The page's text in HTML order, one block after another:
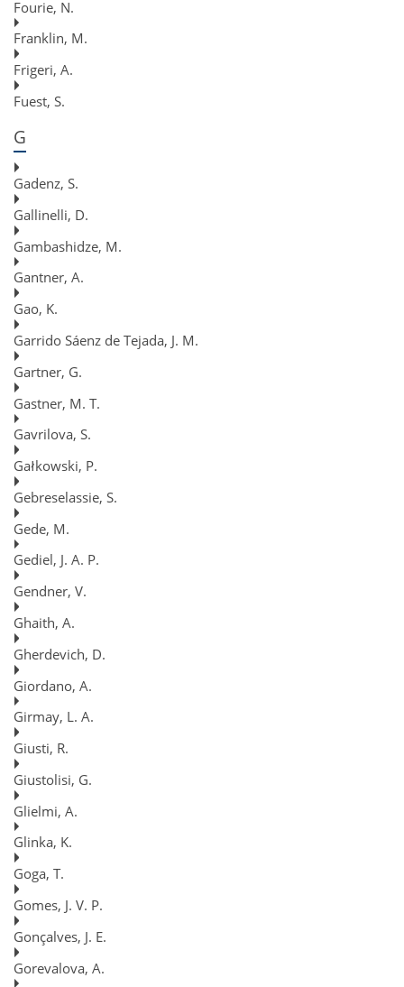
Fourie, N.
Franklin, M.
Frigeri, A.
Fuest, S.
G
Gadenz, S.
Gallinelli, D.
Gambashidze, M.
Gantner, A.
Gao, K.
Garrido Sáenz de Tejada, J. M.
Gartner, G.
Gastner, M. T.
Gavrilova, S.
Gałkowski, P.
Gebreselassie, S.
Gede, M.
Gediel, J. A. P.
Gendner, V.
Ghaith, A.
Gherdevich, D.
Giordano, A.
Girmay, L. A.
Giusti, R.
Giustolisi, G.
Glielmi, A.
Glinka, K.
Goga, T.
Gomes, J. V. P.
Gonçalves, J. E.
Gorevalova, A.